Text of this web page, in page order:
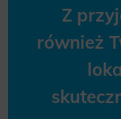
Z
również